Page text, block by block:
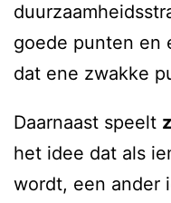
goede punten en
dat ene zwakke
Daarnaast speelt
het idee dat als
wordt, een ander